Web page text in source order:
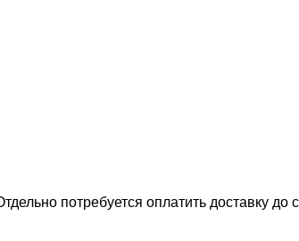
потребуется оплатить доставку